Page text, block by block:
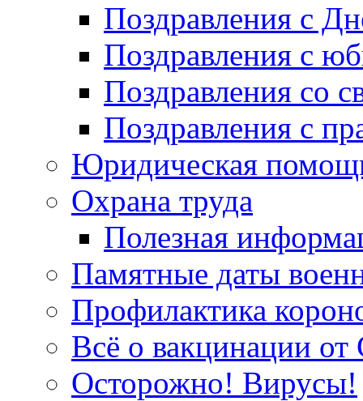
Поздравления с
Поздравления с
Поздравления со
Поздравления с
Юридическая
Охрана труда
Полезная
Памятные даты
Профилактика
Всё о вакцинации
Осторожно! Вирусы!